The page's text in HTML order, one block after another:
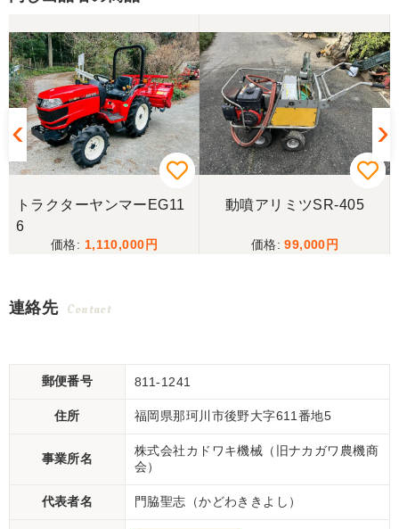
トラクターヤンマーEG11
6
1,110,000
動噴アリミツSR-405
99,000
連絡先 Contact
郵便番号 811-1241
住所 福岡県那珂川市後野大字611番地5
事業所名
株式会社カドワキ機械（旧ナカガワ農機商
会）
代表者名 門脇聖志（かどわききよし）